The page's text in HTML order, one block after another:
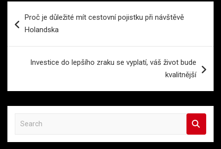
proProč je důležité mít cestovní pojistku při návštěvě
Holandska
Investice do lepšího zraku se vyplatí, váš život bude
kvalitnější
a